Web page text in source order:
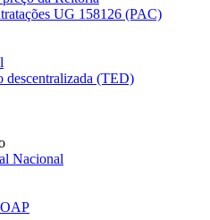
UG 158126 (PAC)
descentralizada (TED)
Nacional